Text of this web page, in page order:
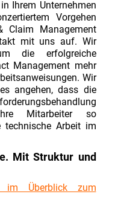
Ihrem Unternehmen
Vorgehen
Claim Management
mit uns auf. Wir
die erfolgreiche
Management mehr
Wir
angehen, dass die
Mitarbeiter so
technische Arbeit im
Mit Struktur und
im Überblick zum